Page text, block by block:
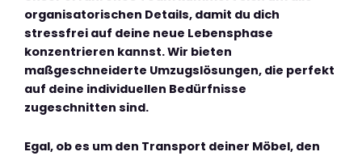
organisatorischen Details, damit du dich
stressfrei auf deine neue Lebensphase
konzentrieren kannst. Wir bieten
maßgeschneiderte Umzugslösungen, die perfekt
auf deine individuellen Bedürfnisse
zugeschnitten sind.
Egal, ob es um den Transport deiner Möbel, den